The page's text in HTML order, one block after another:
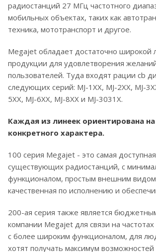
радиостанций 27 МГц частотного
мобильных объектах, таких как
техника, мототранспорт и другое.
Megajet обладает достаточно широкой
продукции для удовлетворения
пользователей. Туда входят рации cb
следующих серий: MJ-1XX, MJ-2XX, MJ-
5XX, MJ-6XX, MJ-8XX и MJ-3031X.
Каждая из линеек ориентирована
конкретного характера.
100 серия Megajet - это самая
существующих радиостанций, с
функционалом, простым внешним
качественная по исполнению и
200-ая серия также является
компании Megajet для связи на
с более широким функционалом, для
хотят получать максимум возможностей